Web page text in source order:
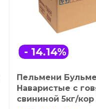
- 14.14%
Пельмени
Наваристые с
свининой 5кг/